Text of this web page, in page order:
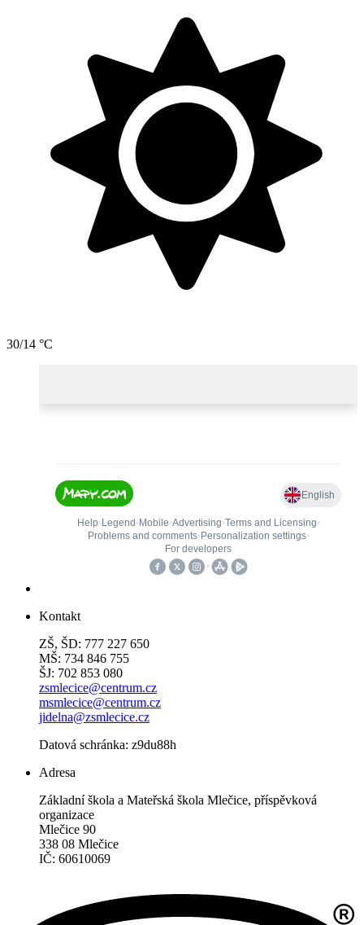
30/14 °C
Kontakt
ZŠ, ŠD: 777 227 650
MŠ: 734 846 755
ŠJ: 702 853 080
zsmlecice@centrum.cz
msmlecice@centrum.cz
jidelna@zsmlecice.cz
Datová schránka: z9du88h
Adresa
Základní škola a Mateřská škola Mlečice, příspěvková
organizace
Mlečice 90
338 08 Mlečice
IČ: 60610069